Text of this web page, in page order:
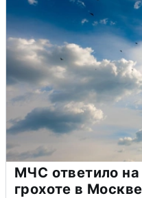
МЧС ответило
грохоте в Москве